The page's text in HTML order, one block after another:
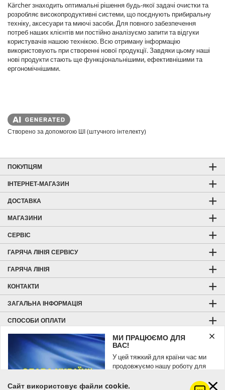
Сайт використовує файли cookie.
МИ ПРАЦЮЄМО ДЛЯ
ВАС!
У цей тяжкий для країни час ми
продовжуємо нашу роботу для
> Магазини Керхер Центри
Kärcher знаходить оптимальні рішення будь-якої задачі очистки та
розробляє високопродуктивні системи, що поєднують прибиральну
техніку, аксесуари та миючі засоби. Для повного забезпечення
потреб наших клієнтів ми постійно аналізуємо запити та відгуки
користувачів нашою технікою. Всю отриману інформацію
використовують при створенні нової продукції. Завдяки цьому наші
нові продукти стають ще функціональнішими, ефективнішими та
ергономічнішими.
Створено за допомогою ШІ (штучного інтелекту)
ПОКУПЦЯМ
ІНТЕРНЕТ-МАГАЗИН
ДОСТАВКА
МАГАЗИНИ
СЕРВІС
ГАРЯЧА ЛІНІЯ СЕРВІСУ
ГАРЯЧА ЛІНІЯ
КОНТАКТИ
ЗАГАЛЬНА ІНФОРМАЦІЯ
СПОСОБИ ОПЛАТИ
ВІДГУКИ ТА РЕЙТИНГ
KÄRCHER HOME & GARDEN
KÄRCHER PROFESSIONAL